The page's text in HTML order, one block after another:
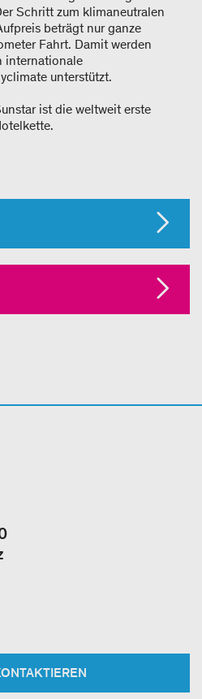
Schritt zum klimaneutralen
beträgt nur ganze
Fahrt. Damit werden
internationale
unterstützt.
ist die weltweit erste